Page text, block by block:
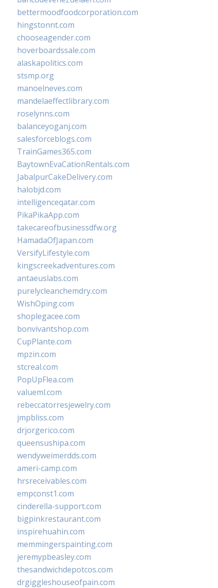
bettermoodfoodcorporation.com
hingstonnt.com
chooseagender.com
hoverboardssale.com
alaskapolitics.com
stsmp.org
manoelneves.com
mandelaeffectlibrary.com
roselynns.com
balanceyoganj.com
salesforceblogs.com
TrainGames365.com
BaytownEvaCationRentals.com
JabalpurCakeDelivery.com
halobjd.com
intelligenceqatar.com
PikaPikaApp.com
takecareofbusinessdfw.org
HamadaOfJapan.com
VersifyLifestyle.com
kingscreekadventures.com
antaeuslabs.com
purelycleanchemdry.com
WishOping.com
shoplegacee.com
bonvivantshop.com
CupPlante.com
mpzin.com
stcreal.com
PopUpFlea.com
valueml.com
rebeccatorresjewelry.com
jmpbliss.com
drjorgerico.com
queensushipa.com
wendyweimerdds.com
ameri-camp.com
hrsreceivables.com
empconst1.com
cinderella-support.com
bigpinkrestaurant.com
inspirehuahin.com
memmingerspainting.com
jeremypbeasley.com
thesandwichdepotcos.com
drgiggleshouseofpain.com